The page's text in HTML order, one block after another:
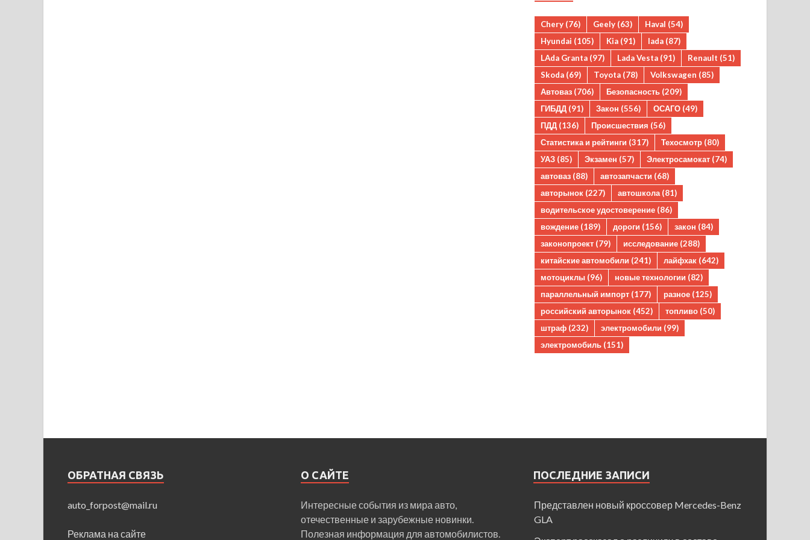
Chery (76) Geely (63) Haval (54)
Hyundai (105) Kia (91) lada (87)
LAda Granta (97) Lada Vesta (91) Renault (51)
Skoda (69) Toyota (78) Volkswagen (85)
Автоваз (706) Безопасность (209)
ГИБДД (91) Закон (556) ОСАГО (49)
ПДД (136) Происшествия (56)
Статистика и рейтинги (317) Техосмотр (80)
УАЗ (85) Экзамен (57) Электросамокат (74)
автоваз (88) автозапчасти (68)
авторынок (227) автошкола (81)
водительское удостоверение (86)
вождение (189) дороги (156) закон (84)
законопроект (79) исследование (288)
китайские автомобили (241) лайфхак (642)
мотоциклы (96) новые технологии (82)
параллельный импорт (177) разное (125)
российский авторынок (452) топливо (50)
штраф (232) электромобили (99)
электромобиль (151)
ОБРАТНАЯ СВЯЗЬ
auto_forpost@mail.ru
Реклама на сайте
О САЙТЕ
Интересные события из мира авто,
отечественные и зарубежные новинки.
Полезная информация для автомобилистов.
ПОСЛЕДНИЕ ЗАПИСИ
Представлен новый кроссовер Mercedes-Benz
GLA